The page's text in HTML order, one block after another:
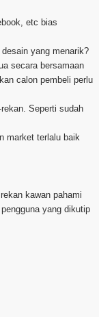
etc bias
yang menarik?
secara bersamaan
calon pembeli perlu
Seperti sudah
market terlalu baik
kawan pahami
yang dikutip